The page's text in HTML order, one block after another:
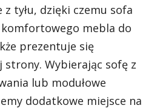
tyłu, dzięki czemu sofa
mebla do
prezentuje się
strony. Wybierając sofę z
lub modułowe
dodatkowe miejsce na